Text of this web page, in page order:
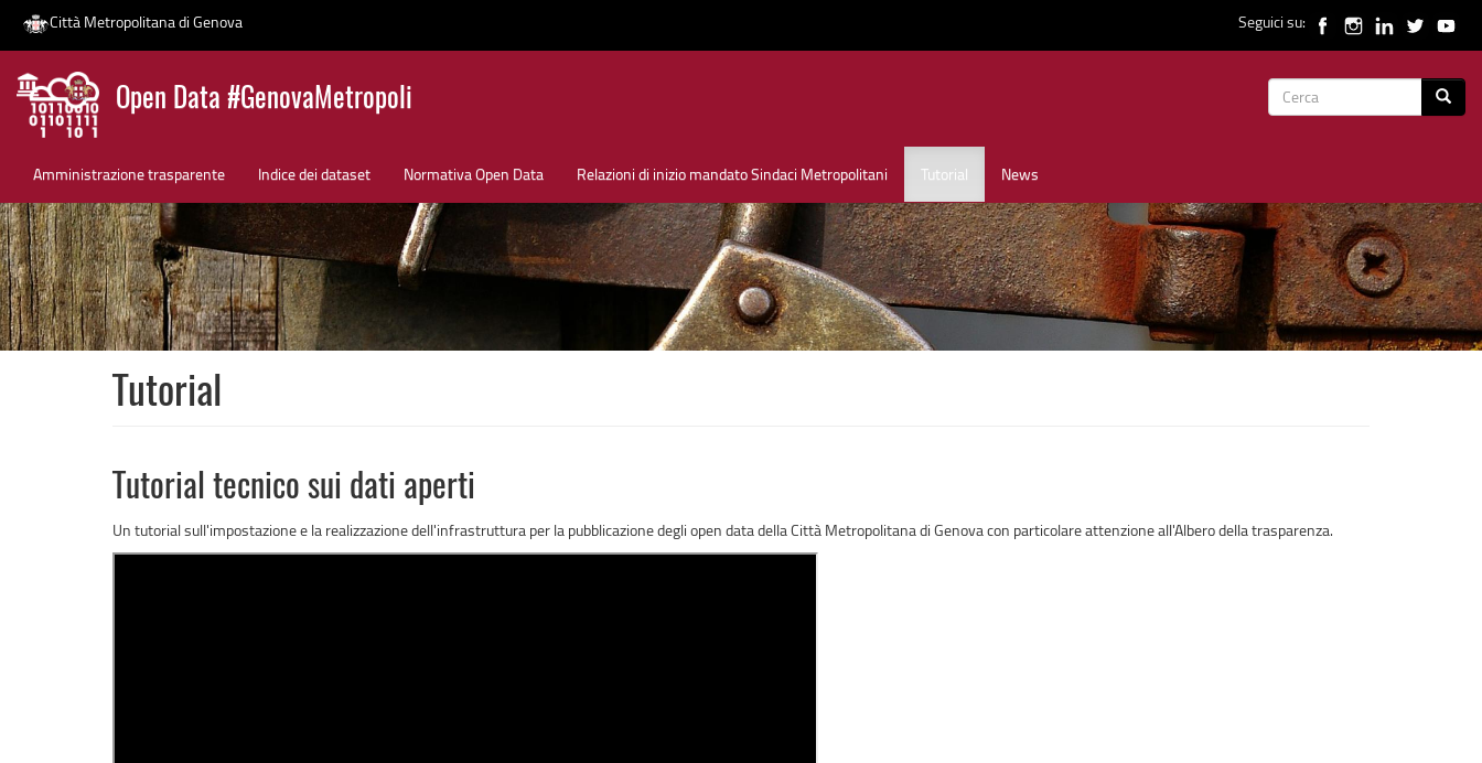
Salta
contenuto
Città Metropolitana di Genova Seguici su:
Open Data #GenovaMetropoli
Form
Amministrazione trasparente Indice dei dataset Normativa Open Data Relazioni di inizio mandato Sindaci Metropolitani Tutorial News
News
Tutorial
Tutorial tecnico sui dati aperti
Un tutorial sull'impostazione e la realizzazione dell'infrastruttura per la pubblicazione degli open data della Città Metropolitana di Genova con particolare attenzione all'Albero della trasparenza.